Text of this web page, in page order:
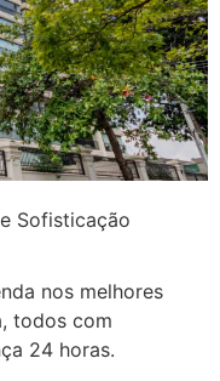
Sofisticação
nos melhores
todos com
24 horas.